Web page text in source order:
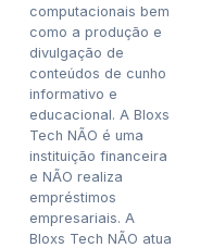
computacionais bem
como a produção e
divulgação de
conteúdos de cunho
informativo e
educacional. A Bloxs
Tech NÃO é uma
instituição financeira
e NÃO realiza
empréstimos
empresariais. A
Bloxs Tech NÃO atua